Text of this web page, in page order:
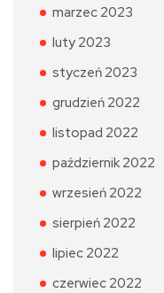
marzec 2023
luty 2023
styczeń 2023
grudzień 2022
listopad 2022
październik 2022
wrzesień 2022
sierpień 2022
lipiec 2022
czerwiec 2022